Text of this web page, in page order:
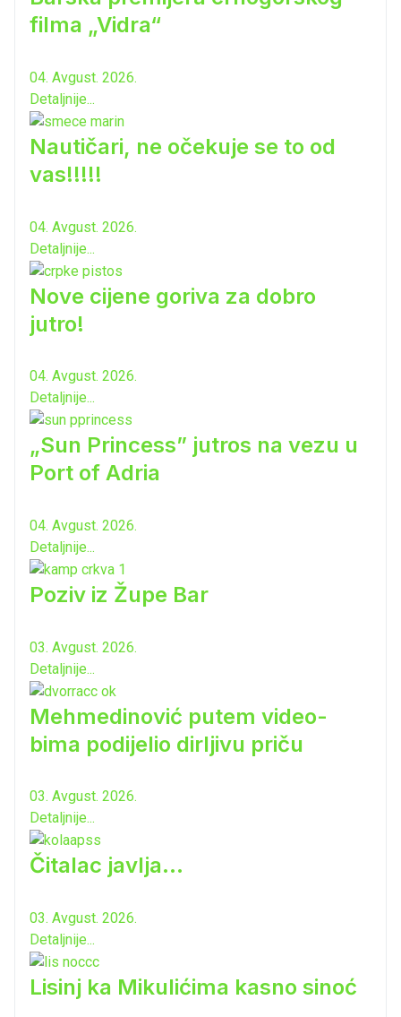
filma „Vidra“
04. Avgust. 2026.
Detaljnije...
Nautičari, ne očekuje se to od
vas!!!!!
04. Avgust. 2026.
Detaljnije...
Nove cijene goriva za dobro
jutro!
04. Avgust. 2026.
Detaljnije...
„Sun Princess” jutros na vezu u
Port of Adria
04. Avgust. 2026.
Detaljnije...
Poziv iz Župe Bar
03. Avgust. 2026.
Detaljnije...
Mehmedinović putem video-
bima podijelio dirljivu priču
03. Avgust. 2026.
Detaljnije...
Čitalac javlja...
03. Avgust. 2026.
Detaljnije...
Lisinj ka Mikulićima kasno sinoć